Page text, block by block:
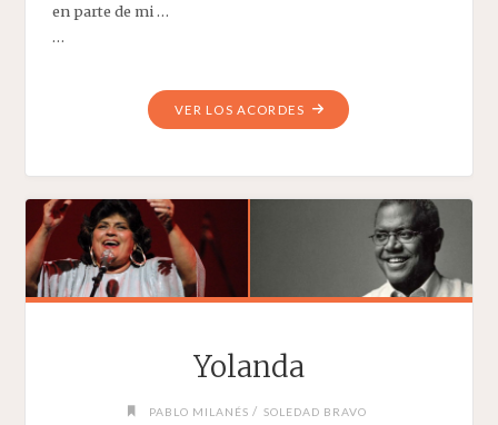
en parte de mi …
…
VER LOS ACORDES"CONTIGO
EN
Yolanda
PABLO MILANÉS / SOLEDAD BRAVO